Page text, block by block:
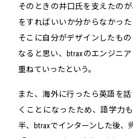
そのときの井口氏を支えたの
をすればいいか分からなかっ
そこに自分がデザインしたも
なると思い、btraxのエンジニ
重ねていったという。
また、海外に行ったら英語を
くことになったため、語学力
半、btraxでインターンした後、